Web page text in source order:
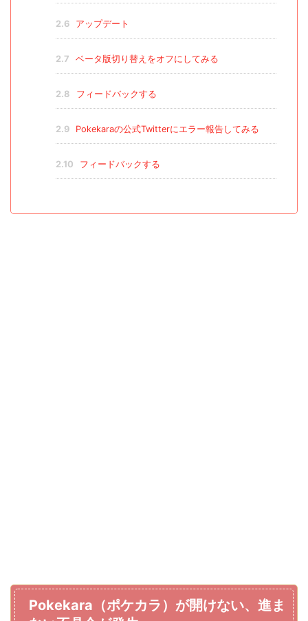
2.6 アップデート
2.7 ベータ版切り替えをオフにしてみる
2.8 フィードバックする
2.9 Pokekaraの公式Twitterにエラー報告してみる
2.10 フィードバックする
Pokekara（ポケカラ）が開けない、進ま